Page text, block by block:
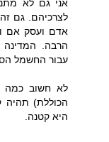
אני גם לא
לצרכיהם. גם
אדם ועסק אם
הרבה. המדינה
עבור החשמל
לא חשוב כמה
הכוללת)
היא קטנה.